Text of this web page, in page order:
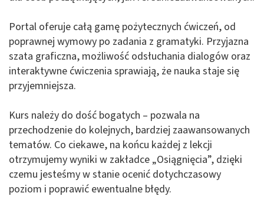
Portal oferuje całą gamę pożytecznych ćwiczeń, od
poprawnej wymowy po zadania z gramatyki. Przyjazna
szata graficzna, możliwość odsłuchania dialogów oraz
interaktywne ćwiczenia sprawiają, że nauka staje się
przyjemniejsza.
Kurs należy do dość bogatych – pozwala na
przechodzenie do kolejnych, bardziej zaawansowanych
tematów. Co ciekawe, na końcu każdej z lekcji
otrzymujemy wyniki w zakładce „Osiągnięcia”, dzięki
czemu jesteśmy w stanie ocenić dotychczasowy
poziom i poprawić ewentualne błędy.